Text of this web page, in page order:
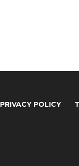
PRIVACY POLICY